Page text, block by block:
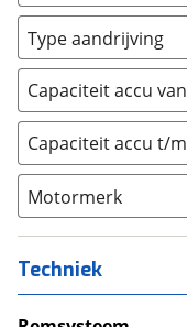
Bagagedrager (0)
Frame (0 )
Vloer (0
Achterbank (0)
Kofferbak (0)
Overig (0)
Type aandrijving
Achterwiel (0)
Trapas
Voorwiel
Capaciteit accu van
Capaciteit accu t/m
Motormerk
Bosch (2)
Yamaha
Stromer (0)
Techniek